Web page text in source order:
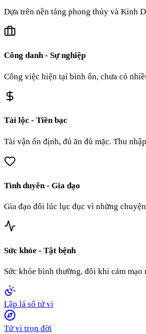
Dựa trên nền tảng phong thủy và Kinh
Công danh - Sự nghiệp
Công việc hiện tại bình ổn, chưa có
Tài lộc - Tiền bạc
Tài vận ổn định, đủ ăn đủ mặc. Thu
Tình duyên - Gia đạo
Gia đạo đôi lúc lục đục vì những
Sức khỏe - Tật bệnh
Sức khỏe bình thường, đôi khi cảm
Lập lá số tử vi
Tử vi trọn đời